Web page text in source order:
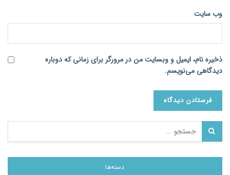
وب‌ سایت
ذخیره نام، ایمیل و وبسایت من در مرورگر برای زمانی که دوباره
دیدگاهی می‌نویسم.
دسته‌ها